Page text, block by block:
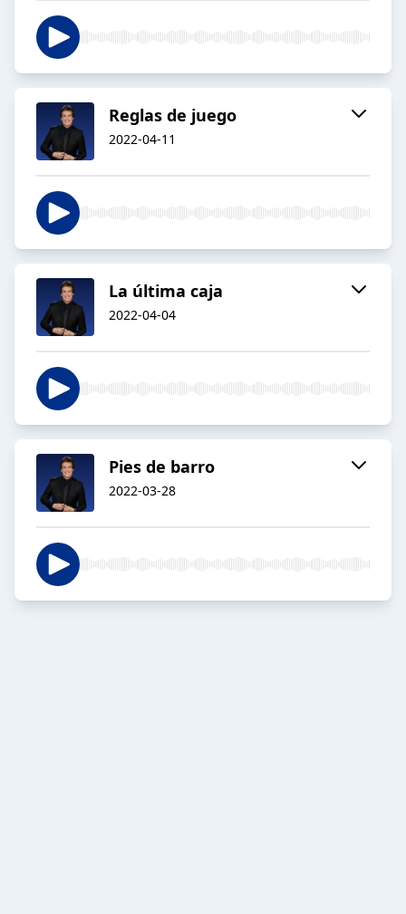
Reglas de juego
2022-04-11
La última caja
2022-04-04
Pies de barro
2022-03-28